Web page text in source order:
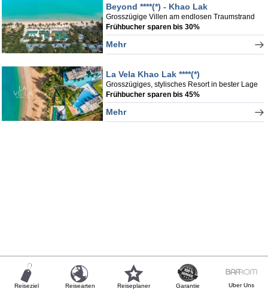
Beyond ****(*) - Khao Lak
Grosszügige Villen am endlosen Traumstrand
Frühbucher sparen bis 30%
Mehr
La Vela Khao Lak ****(*)
Grosszügiges, stylisches Resort in bester Lage
Frühbucher sparen bis 45%
Mehr
Reiseziel Reisearten Reiseplaner Garantie Uber Uns